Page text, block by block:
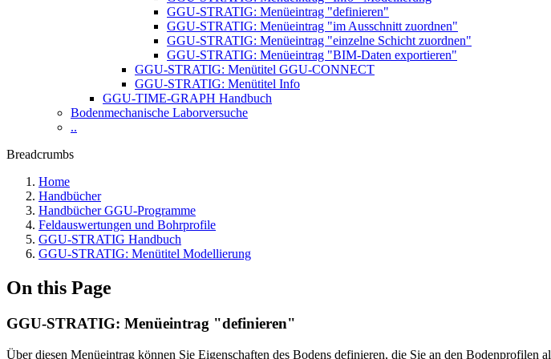
GGU-STRATIG: Menüeintrag "definieren"
GGU-STRATIG: Menüeintrag "im Ausschnitt zuordnen"
GGU-STRATIG: Menüeintrag "einzelne Schicht zuordnen"
GGU-STRATIG: Menüeintrag "BIM-Daten exportieren"
GGU-STRATIG: Menütitel GGU-CONNECT
GGU-STRATIG: Menütitel Info
GGU-TIME-GRAPH Handbuch
Bodenmechanische Laborversuche
..
Breadcrumbs
Home
Handbücher
Handbücher GGU-Programme
Feldauswertungen und Bohrprofile
GGU-STRATIG Handbuch
GGU-STRATIG: Menütitel Modellierung
On this Page
GGU-STRATIG: Menüeintrag "definieren"
Über diesen Menüeintrag können Sie Eigenschaften des Bodens definieren, die Sie an den Bodenprofilen